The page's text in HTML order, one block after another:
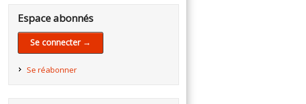
Espace abonnés
Se connecter →
Se réabonner